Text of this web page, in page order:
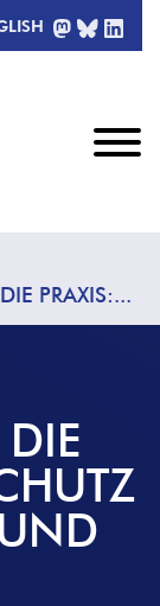
PRAXIS:...